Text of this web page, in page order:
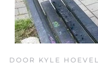
DOOR KYLE